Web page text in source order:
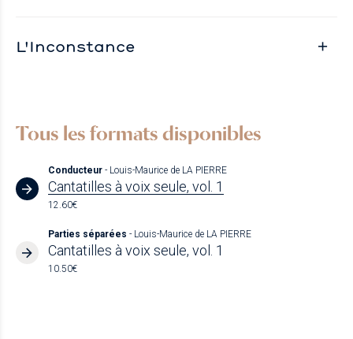
L'Inconstance
Tous les formats disponibles
Conducteur - Louis-Maurice de LA PIERRE
Cantatilles à voix seule, vol. 1
12.60€
Parties séparées - Louis-Maurice de LA PIERRE
Cantatilles à voix seule, vol. 1
10.50€